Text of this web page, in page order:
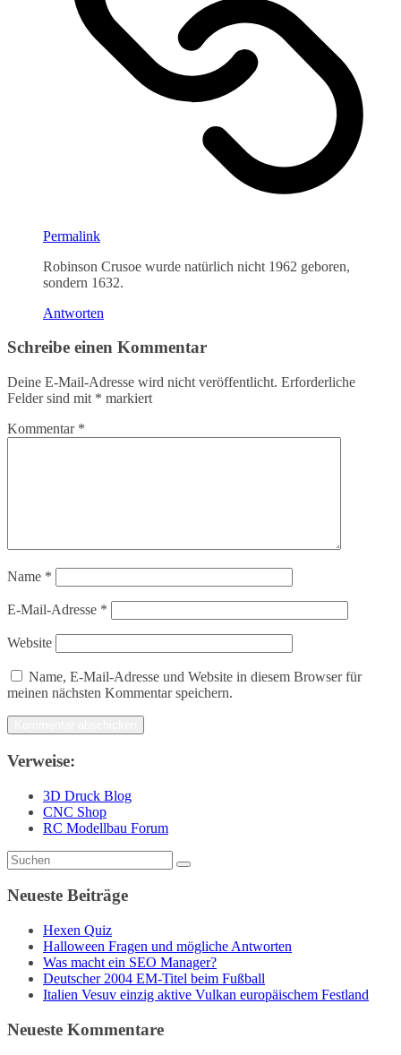
Permalink
Robinson Crusoe wurde natürlich nicht 1962 geboren,
sondern 1632.
Antworten
Schreibe einen Kommentar
Deine E-Mail-Adresse wird nicht veröffentlicht. Erforderliche
Felder sind mit * markiert
Kommentar *
Name *
E-Mail-Adresse *
Website
Name, E-Mail-Adresse und Website in diesem Browser für
meinen nächsten Kommentar speichern.
Verweise:
3D Druck Blog
CNC Shop
RC Modellbau Forum
Neueste Beiträge
Hexen Quiz
Halloween Fragen und mögliche Antworten
Was macht ein SEO Manager?
Deutscher 2004 EM-Titel beim Fußball
Italien Vesuv einzig aktive Vulkan europäischem Festland
Neueste Kommentare